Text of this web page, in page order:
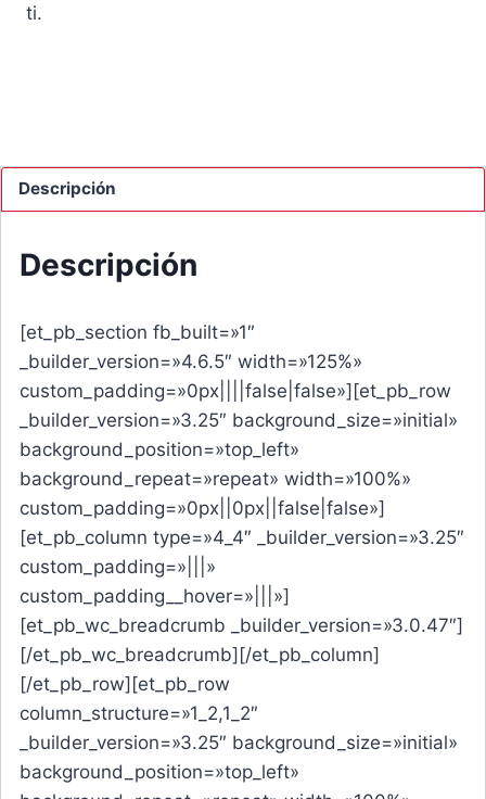
ti.
Descripción
Descripción
[et_pb_section fb_built=»1″
_builder_version=»4.6.5″ width=»125%»
custom_padding=»0px||||false|false»][et_pb_row
_builder_version=»3.25″ background_size=»initial»
background_position=»top_left»
background_repeat=»repeat» width=»100%»
custom_padding=»0px||0px||false|false»]
[et_pb_column type=»4_4″ _builder_version=»3.25″
custom_padding=»|||»
custom_padding__hover=»|||»]
[et_pb_wc_breadcrumb _builder_version=»3.0.47″]
[/et_pb_wc_breadcrumb][/et_pb_column]
[/et_pb_row][et_pb_row
column_structure=»1_2,1_2″
_builder_version=»3.25″ background_size=»initial»
background_position=»top_left»